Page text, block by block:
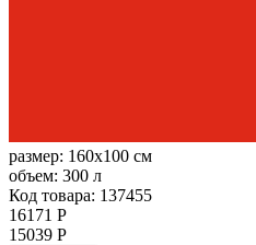
размер: 160x100 см
объем: 300 л
Код товара: 137455
16171 Р
15039 Р